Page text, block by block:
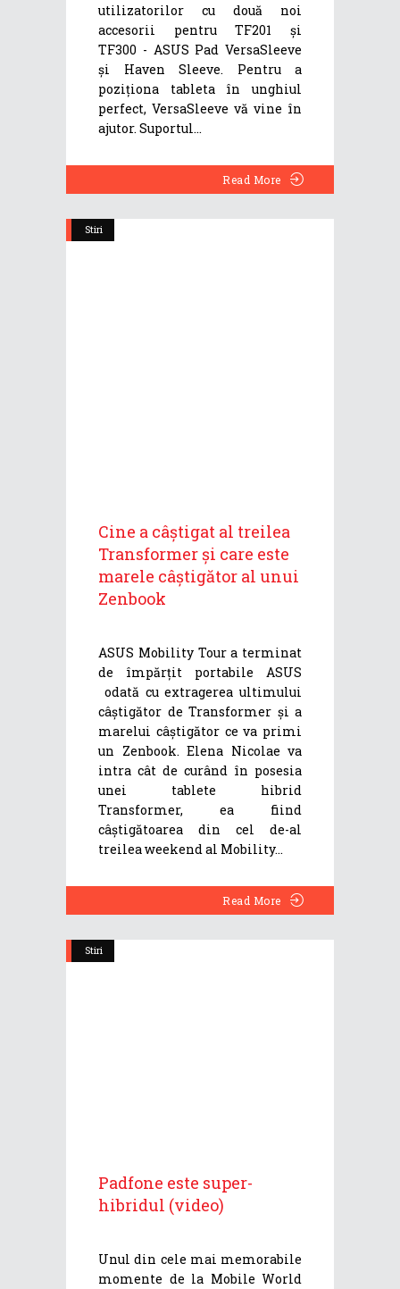
utilizatorilor cu două noi
accesorii pentru TF201 și
TF300 - ASUS Pad VersaSleeve
și Haven Sleeve. Pentru a
poziţiona tableta în unghiul
perfect, VersaSleeve vă vine în
ajutor. Suportul
Read More
Stiri
Cine a câștigat al treilea
Transformer și care este
marele câștigător al unui
Zenbook
ASUS Mobility Tour a terminat
de împărțit portabile ASUS
odată cu extragerea ultimului
câștigător de Transformer și a
marelui câștigător ce va primi
un Zenbook. Elena Nicolae va
intra cât de curând în posesia
unei tablete hibrid
Transformer, ea fiind
câștigătoarea din cel de-al
treilea weekend al Mobility
Read More
Stiri
Padfone este super-
hibridul (video)
Unul din cele mai memorabile
momente de la Mobile World